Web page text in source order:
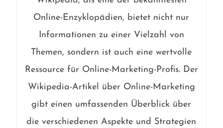
Online-Enzyklopädien, bietet nicht nur
Informationen zu einer Vielzahl von
Themen, sondern ist auch eine wertvolle
Ressource für Online-Marketing-Profis. Der
Wikipedia-Artikel über Online-Marketing
gibt einen umfassenden Überblick über
die verschiedenen Aspekte und Strategien